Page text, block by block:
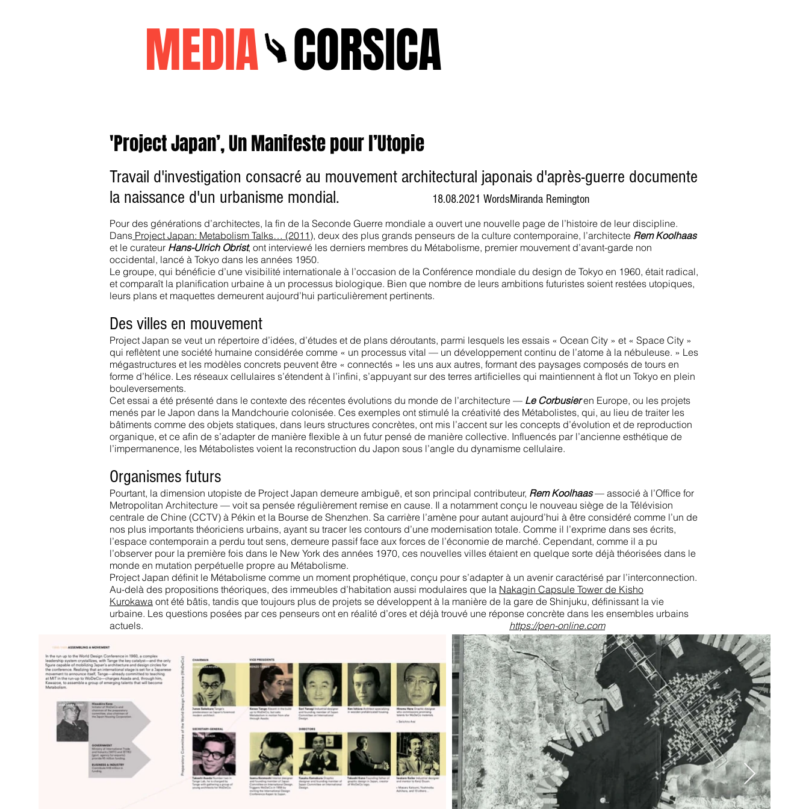
MEDIACORSICA
'Project Japan’, Un Manifeste pour l’Utopie
Travail d'investigation consacré au mouvement architectural japonais d'après-guerre documente
la naissance d'un urbanisme mondial.
18.08.2021 WordsMiranda Remington​
Pour des générations d’architectes, la fin de la Seconde Guerre mondiale a ouvert une nouvelle page de l’histoire de leur discipline.
Dans Project Japan: Metabolism Talks… (2011), deux des plus grands penseurs de la culture contemporaine, l’architecte Rem Koolhaas
et le curateur Hans-Ulrich Obrist, ont interviewé les derniers membres du Métabolisme, premier mouvement d’avant-garde non
occidental, lancé à Tokyo dans les années 1950.
Le groupe, qui bénéficie d’une visibilité internationale à l’occasion de la Conférence mondiale du design de Tokyo en 1960, était radical,
et comparaît la planification urbaine à un processus biologique. Bien que nombre de leurs ambitions futuristes soient restées utopiques,
leurs plans et maquettes demeurent aujourd’hui particulièrement pertinents.
Des villes en mouvement
Project Japan se veut un répertoire d’idées, d’études et de plans déroutants, parmi lesquels les essais « Ocean City » et « Space City »
qui reflètent une société humaine considérée comme « un processus vital — un développement continu de l’atome à la nébuleuse. » Les
mégastructures et les modèles concrets peuvent être « connectés » les uns aux autres, formant des paysages composés de tours en
forme d’hélice. Les réseaux cellulaires s’étendent à l’infini, s’appuyant sur des terres artificielles qui maintiennent à flot un Tokyo en plein
bouleversements.
Cet essai a été présenté dans le contexte des récentes évolutions du monde de l’architecture — Le Corbusieren Europe, ou les projets
menés par le Japon dans la Mandchourie colonisée. Ces exemples ont stimulé la créativité des Métabolistes, qui, au lieu de traiter les
bâtiments comme des objets statiques, dans leurs structures concrètes, ont mis l’accent sur les concepts d’évolution et de reproduction
organique, et ce afin de s’adapter de manière flexible à un futur pensé de manière collective. Influencés par l’ancienne esthétique de
l’impermanence, les Métabolistes voient la reconstruction du Japon sous l’angle du dynamisme cellulaire.
Organismes futurs
Pourtant, la dimension utopiste de Project Japan demeure ambiguë, et son principal contributeur, Rem Koolhaas— associé à l’Office for
Metropolitan Architecture — voit sa pensée régulièrement remise en cause. Il a notamment conçu le nouveau siège de la Télévision
centrale de Chine (CCTV) à Pékin et la Bourse de Shenzhen. Sa carrière l’amène pour autant aujourd’hui à être considéré comme l’un de
nos plus importants théoriciens urbains, ayant su tracer les contours d’une modernisation totale. Comme il l’exprime dans ses écrits,
l’espace contemporain a perdu tout sens, demeure passif face aux forces de l’économie de marché. Cependant, comme il a pu
l’observer pour la première fois dans le New York des années 1970, ces nouvelles villes étaient en quelque sorte déjà théorisées dans le
monde en mutation perpétuelle propre au Métabolisme.
Project Japan définit le Métabolisme comme un moment prophétique, conçu pour s’adapter à un avenir caractérisé par l’interconnection.
Au-delà des propositions théoriques, des immeubles d’habitation aussi modulaires que la Nakagin Capsule Tower de Kisho
Kurokawa ont été bâtis, tandis que toujours plus de projets se développent à la manière de la gare de Shinjuku, définissant la vie
urbaine. Les questions posées par ces penseurs ont en réalité d’ores et déjà trouvé une réponse concrète dans les ensembles urbains
actuels. https://pen-online.com